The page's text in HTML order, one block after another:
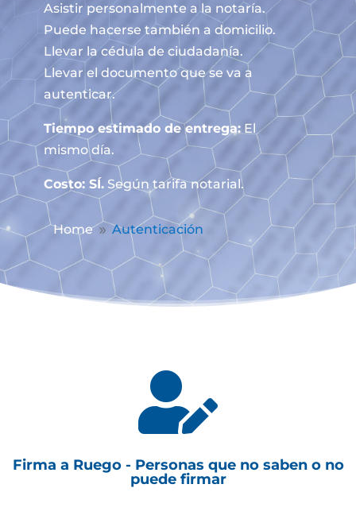
Asistir personalmente a la notaría.
Puede hacerse también a domicilio.
Llevar la cédula de ciudadanía.
Llevar el documento que se va a
autenticar.
Tiempo estimado de entrega:El
mismo día.
Costo: SÍ.Según tarifa notarial.
Home 9 Autenticación

Firma a Ruego - Personas que no saben o no
puede firmar